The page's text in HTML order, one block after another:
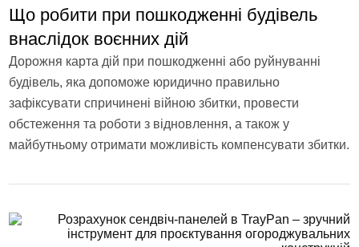
Що робити при пошкодженні будівель
внаслідок воєнних дій
Дорожня карта дій при пошкодженні або руйнуванні
будівель, яка допоможе юридично правильно
зафіксувати спричинені війною збитки, провести
обстеження та роботи з відновлення, а також у
майбутньому отримати можливість компенсувати збитки.